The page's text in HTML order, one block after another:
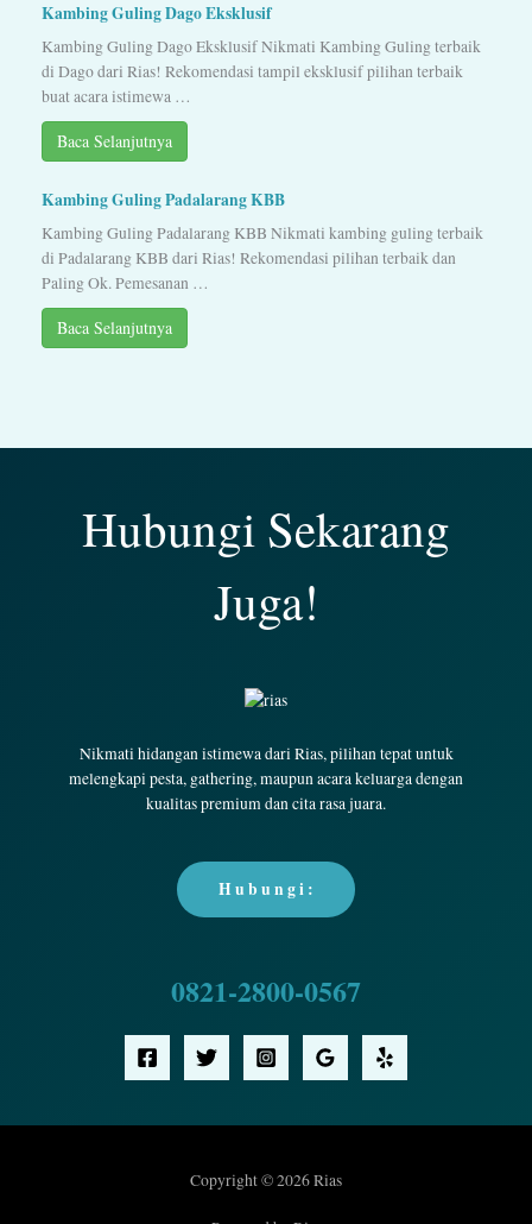
Kambing Guling Dago Eksklusif
Kambing Guling Dago Eksklusif Nikmati Kambing Guling terbaik
di Dago dari Rias! Rekomendasi tampil eksklusif pilihan terbaik
buat acara istimewa …
Baca Selanjutnya
Kambing Guling Padalarang KBB
Kambing Guling Padalarang KBB Nikmati kambing guling terbaik
di Padalarang KBB dari Rias! Rekomendasi pilihan terbaik dan
Paling Ok. Pemesanan …
Baca Selanjutnya
Hubungi Sekarang
Juga!
Nikmati hidangan istimewa dari Rias, pilihan tepat untuk
melengkapi pesta, gathering, maupun acara keluarga dengan
kualitas premium dan cita rasa juara.
H u b u n g i :
0821-2800-0567
Copyright © 2026 Rias